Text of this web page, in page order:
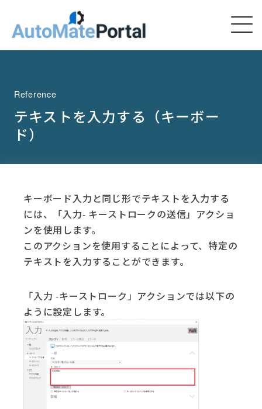
Reference
テキストを入力する（キーボー
ド）
キーボード入力と同じ形でテキストを入力する
には、「入力- キーストロークの送信」アクショ
ンを使用します。
このアクションを使用することによって、特定の
テキストを入力することができます。
「入力 -キーストローク」アクションでは以下の
ように設定します。